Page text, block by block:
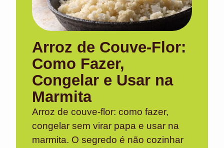
Arroz de Couve-Flor:
Como Fazer,
Congelar e Usar na
Marmita
Arroz de couve-flor: como fazer,
congelar sem virar papa e usar na
marmita. O segredo é não cozinhar